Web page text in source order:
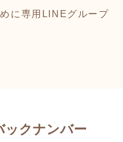
に専用LINEグループ
ックナンバー